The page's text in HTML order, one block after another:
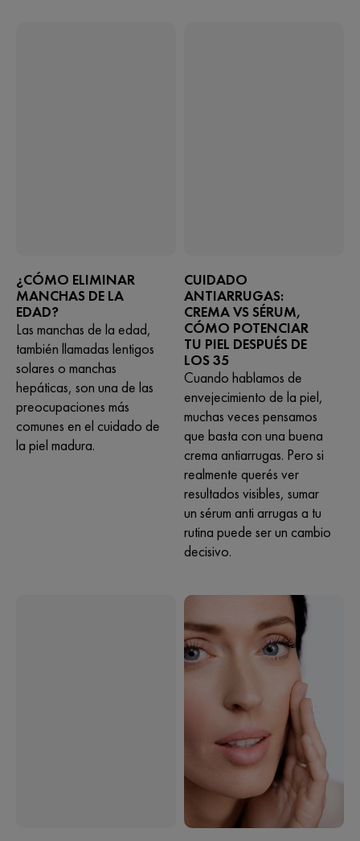
¿CÓMO ELIMINAR
MANCHAS DE LA
EDAD?
Las manchas de la edad,
también llamadas lentigos
solares o manchas
hepáticas, son una de las
preocupaciones más
comunes en el cuidado de
la piel madura.
CUIDADO
ANTIARRUGAS:
CREMA VS SÉRUM,
CÓMO POTENCIAR
TU PIEL DESPUÉS DE
LOS 35
Cuando hablamos de
envejecimiento de la piel,
muchas veces pensamos
que basta con una buena
crema antiarrugas. Pero si
realmente querés ver
resultados visibles, sumar
un sérum anti arrugas a tu
rutina puede ser un cambio
decisivo.